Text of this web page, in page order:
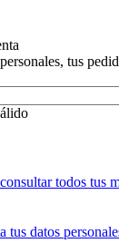
tus
todos tus
tus datos